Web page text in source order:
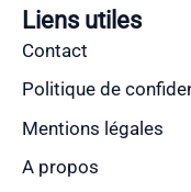
Liens utiles
Contact
Politique de
Mentions légales
A propos